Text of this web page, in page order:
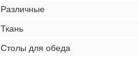
Различные
Ткань
Столы для обеда